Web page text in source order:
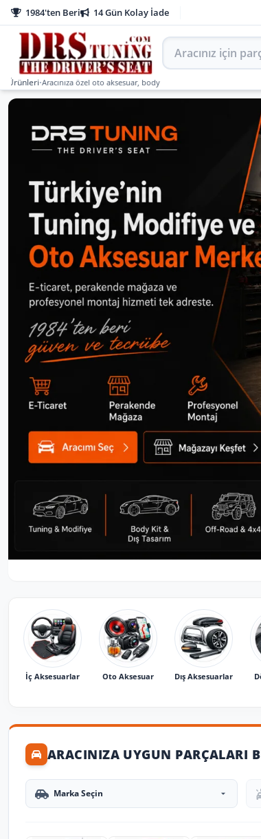
1984'ten Beri 14 Gün Kolay İade
Aracınız için parça
Aracınıza özel oto aksesuar, body kit, tuning, SUV, pickup ve off-road
İç Aksesuarlar Oto Aksesuar Dış Aksesuarlar
ARACINIZA UYGUN PARÇALARI
Marka Seçin